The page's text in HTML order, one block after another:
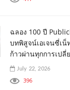
ฉลอง 100 ปี
บทพิสูจน์เอเจนซี่เน็
ก้าวผ่านทุกการเปลี่
July 22, 2026
396